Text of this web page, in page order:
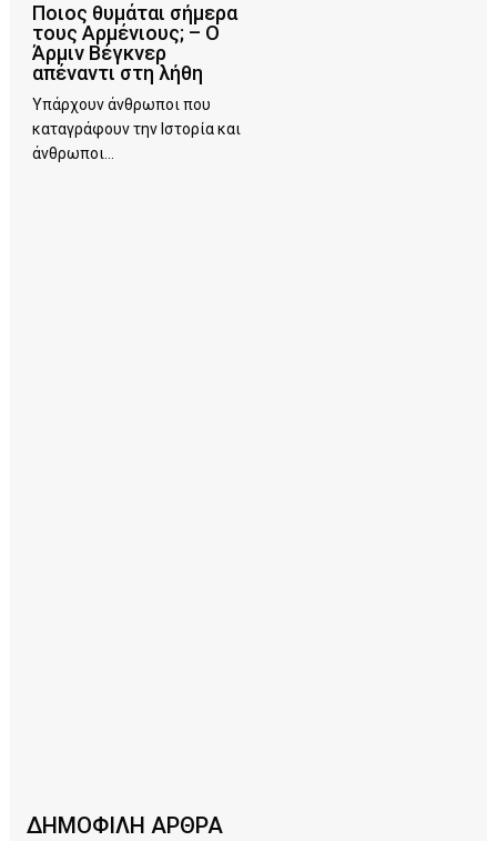
Ποιος θυμάται σήμερα
τους Αρμένιους; – Ο
Άρμιν Βέγκνερ
απέναντι στη λήθη
Υπάρχουν άνθρωποι που
καταγράφουν την Ιστορία και
άνθρωποι...
ΔΗΜΟΦΙΛΗ ΑΡΘΡΑ